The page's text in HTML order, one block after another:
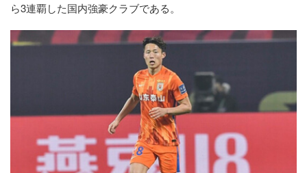
ら3連覇した国内強豪クラブである。